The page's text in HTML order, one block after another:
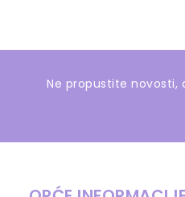
Ne propustite novosti,